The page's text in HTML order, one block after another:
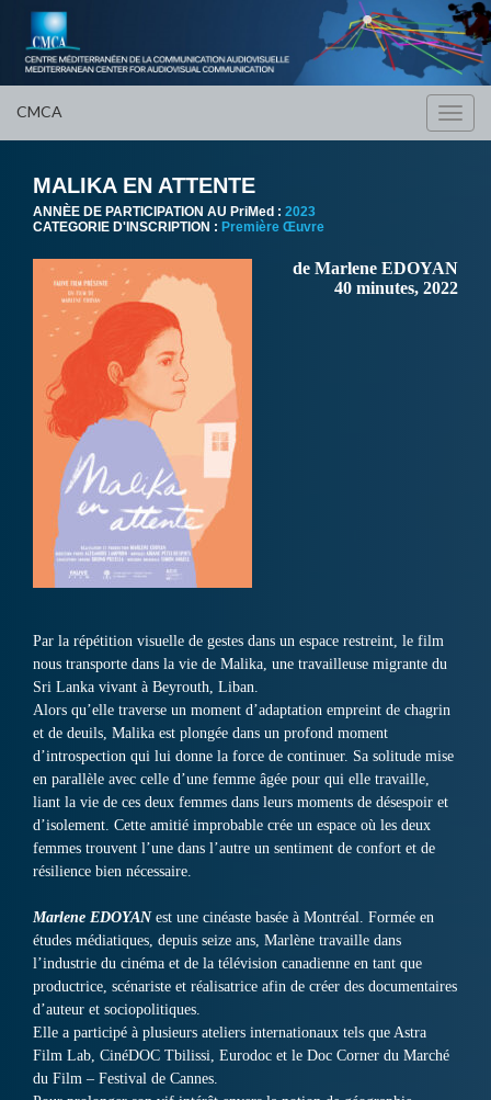
CMCA
MALIKA EN ATTENTE
ANNÈE DE PARTICIPATION AU PriMed : 2023
CATEGORIE D'INSCRIPTION : Première Œuvre
de Marlene EDOYAN
40 minutes, 2022
Par la répétition visuelle de gestes dans un espace restreint, le film
nous transporte dans la vie de Malika, une travailleuse migrante du
Sri Lanka vivant à Beyrouth, Liban.
Alors qu’elle traverse un moment d’adaptation empreint de chagrin
et de deuils, Malika est plongée dans un profond moment
d’introspection qui lui donne la force de continuer. Sa solitude mise
en parallèle avec celle d’une femme âgée pour qui elle travaille,
liant la vie de ces deux femmes dans leurs moments de désespoir et
d’isolement. Cette amitié improbable crée un espace où les deux
femmes trouvent l’une dans l’autre un sentiment de confort et de
résilience bien nécessaire.
Marlene EDOYAN est une cinéaste basée à Montréal. Formée en
études médiatiques, depuis seize ans, Marlène travaille dans
l’industrie du cinéma et de la télévision canadienne en tant que
productrice, scénariste et réalisatrice afin de créer des documentaires
d’auteur et sociopolitiques.
Elle a participé à plusieurs ateliers internationaux tels que Astra
Film Lab, CinéDOC Tbilissi, Eurodoc et le Doc Corner du Marché
du Film – Festival de Cannes.